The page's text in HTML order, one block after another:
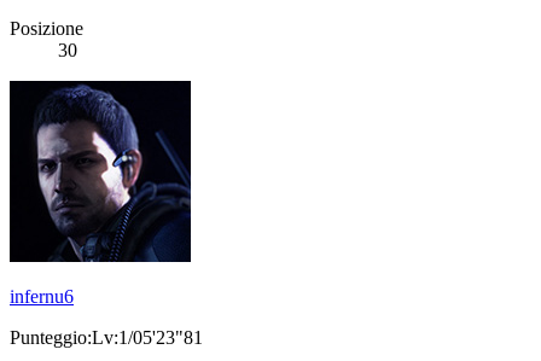
Posizione
30
infernu6
Punteggio:Lv:1/05'23"81